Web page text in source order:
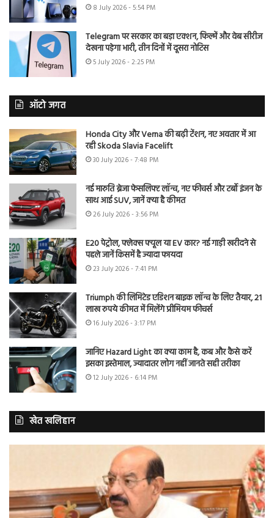
8 July 2026 - 5:54 PM
Telegram पर सरकार का बड़ा एक्शन, फिल्में और वेब सीरीज
देखना पड़ेगा भारी, तीन दिनों में दूसरा नोटिस
5 July 2026 - 2:25 PM
ऑटो जगत
Honda City और Verna की बढ़ी टेंशन, नए अवतार में आ
रही Skoda Slavia Facelift
30 July 2026 - 7:48 PM
नई मारुति ब्रेजा फेसलिफ्ट लॉन्च, नए फीचर्स और टर्बो इंजन के
साथ आई SUV, जानें क्या है कीमत
26 July 2026 - 3:56 PM
E20 पेट्रोल, फ्लेक्स फ्यूल या EV कार? नई गाड़ी खरीदने से
पहले जानें किसमें है ज्यादा फायदा
23 July 2026 - 7:41 PM
Triumph की लिमिटेड एडिशन बाइक लॉन्च के लिए तैयार, 21
लाख रुपये कीमत में मिलेंगे प्रीमियम फीचर्स
16 July 2026 - 3:17 PM
जानिए Hazard Light का क्या काम है, कब और कैसे करें
इसका इस्तेमाल, ज्यादातर लोग नहीं जानते सही तरीका
12 July 2026 - 6:14 PM
खेत खलिहान